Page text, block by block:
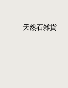
​天然石雑貨